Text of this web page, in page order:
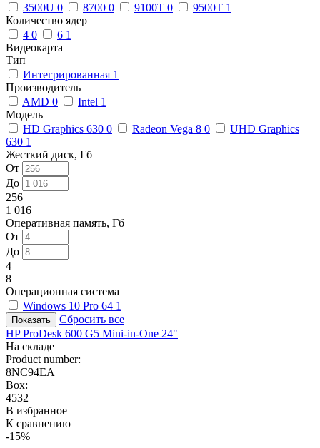
3500U 0 8700 0 9100T 0 9500T 1
Количество ядер
4 0 6 1
Видеокарта
Тип
Интегрированная 1
Производитель
AMD 0 Intel 1
Модель
HD Graphics 630 0 Radeon Vega 8 0
UHD Graphics
630 1
Жесткий диск, Гб
От
До
256
1 016
Оперативная память, Гб
От
До
4
8
Операционная система
Windows 10 Pro 64 1
Сбросить все
HP ProDesk 600 G5 Mini-in-One 24"
На складе
Product number:
8NC94EA
Box:
4532
В избранное
К сравнению
-15%